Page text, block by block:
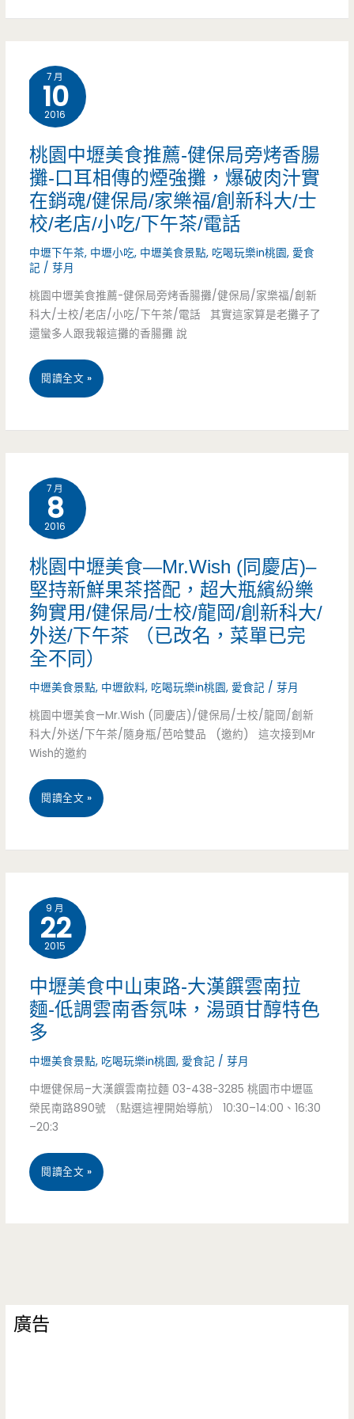
龍
岡
美
食/
健
局/
圖
書
館/
簡
薩/
提
拉
米
蘇/
下
午
茶/
義
大
利
麵/
火
鍋
超
氣
小
攤
子，
不
到
兩
小
時
秒
宮/
士
校/
健
保
局/
龍
岡/
早
價/
好
停
車
7 月
10
2016
桃園中壢美食推薦-健保局旁烤香腸
攤-口耳相傳的煙強攤，爆破肉汁實
在銷魂/健保局/家樂福/創新科大/士
校/老店/小吃/下午茶/電話
中壢下午茶, 中壢小吃, 中壢美食景點, 吃喝玩樂in桃園, 愛食
記 /芽月
桃園中壢美食推薦-健保局旁烤香腸攤/健保局/家樂福/創新
科大/士校/老店/小吃/下午茶/電話 其實這家算是老攤子了
還蠻多人跟我報這攤的香腸攤 說
桃
美
食
推
薦-
健
保
局
旁
烤
腸
相
傳
的
煙
強
攤，
爆
破
汁
閱讀全文 »
7 月
8
2016
桃園中壢美食—Mr.Wish (同慶店)–
堅持新鮮果茶搭配，超大瓶繽紛樂
夠實用/健保局/士校/龍岡/創新科大/
外送/下午茶 （已改名，菜單已完
全不同）
中壢美食景點, 中壢飲料, 吃喝玩樂in桃園, 愛食記 /芽月
桃園中壢美食—Mr.Wish (同慶店)/健保局/士校/龍岡/創新
科大/外送/下午茶/隨身瓶/芭哈雙品 (邀約) 這次接到Mr
Wish的邀約
桃
美
食
—
Mr.Wish
(同
慶
店)
–
堅
持
閱讀全文 »
9 月
22
2015
中壢美食中山東路-大漢饌雲南拉
麵-低調雲南香氛味，湯頭甘醇特色
多
中壢美食景點, 吃喝玩樂in桃園, 愛食記 /芽月
中壢健保局–大漢饌雲南拉麵 03-438-3285 桃園市中壢區
榮民南路890號 （點選這裡開始導航） 10:30–14:00、16:30
–20:3
中
山
閱讀全文 »
廣告